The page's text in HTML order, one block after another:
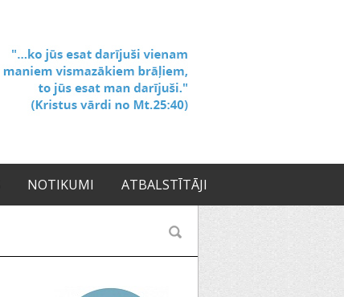
NOTIKUMI ATBALSTĪTĀJI